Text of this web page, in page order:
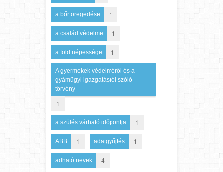
a bőr öregedése 1
a család védelme 1
a föld népessége 1
A gyermekek védelméről és a
gyámügyi igazgatásról szóló
törvény
1
a szülés várható időpontja 1
ABB 1 adatgyűjtés 1
adható nevek 4